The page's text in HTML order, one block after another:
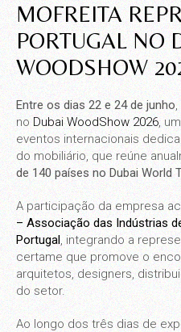
MOFREITA
PORTUGAL NO
WOODSHOW
Entre os dias 22 e 24 de junho
noDubai WoodShow 2026,
eventos internacionais
do mobiliário, que reúne
de 140 países no Dubai World
A participação da empresa
– Associação das Indústrias
Portugal, integrando a
certame que promove o
arquitetos, designers,
do setor.
Ao longo dos três dias de